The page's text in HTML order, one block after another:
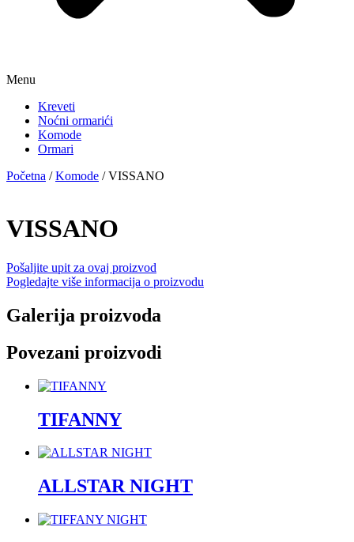
Menu
Kreveti
Noćni ormarići
Komode
Ormari
Početna /Komode / VISSANO
VISSANO
Pošaljite upit za ovaj proizvod
Pogledajte više informacija o proizvodu
Galerija proizvoda
Povezani proizvodi
TIFANNY
ALLSTAR NIGHT